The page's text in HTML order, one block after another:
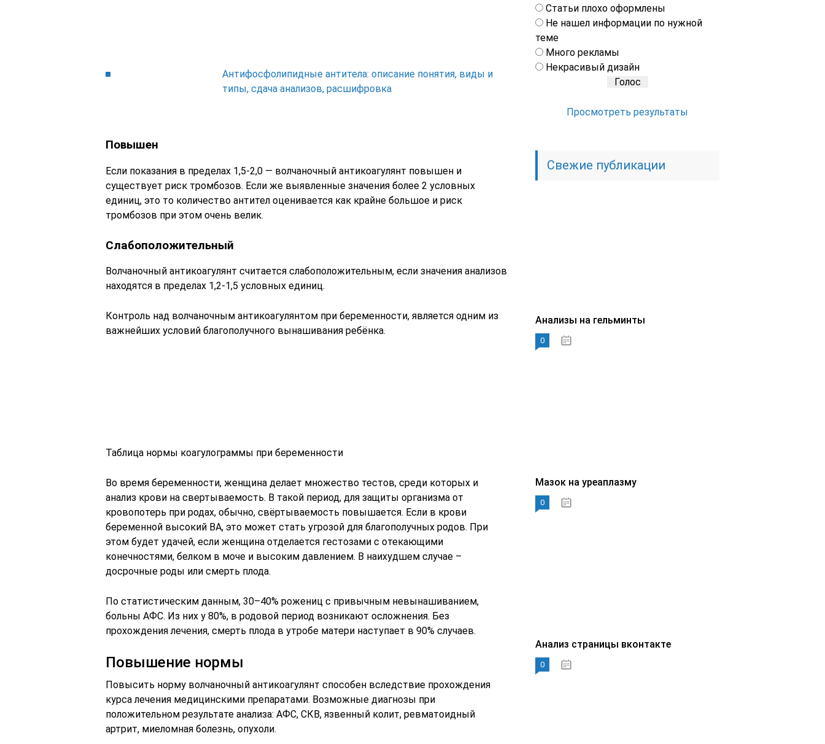
Антифосфолипидные антитела: описание понятия, виды и
типы, сдача анализов, расшифровка
Повышен
Если показания в пределах 1,5-2,0 — волчаночный антикоагулянт повышен и
существует риск тромбозов. Если же выявленные значения более 2 условных
единиц, это то количество антител оценивается как крайне большое и риск
тромбозов при этом очень велик.
Слабоположительный
Волчаночный антикоагулянт считается слабоположительным, если значения анализов
находятся в пределах 1,2-1,5 условных единиц.
Контроль над волчаночным антикоагулянтом при беременности, является одним из
важнейших условий благополучного вынашивания ребёнка.
Таблица нормы коагулограммы при беременности
Во время беременности, женщина делает множество тестов, среди которых и
анализ крови на свертываемость. В такой период, для защиты организма от
кровопотерь при родах, обычно, свёртываемость повышается. Если в крови
беременной высокий ВА, это может стать угрозой для благополучных родов. При
этом будет удачей, если женщина отделается гестозами с отекающими
конечностями, белком в моче и высоким давлением. В наихудшем случае –
досрочные роды или смерть плода.
По статистическим данным, 30–40% рожениц с привычным невынашиванием,
больны АФС. Из них у 80%, в родовой период возникают осложнения. Без
прохождения лечения, смерть плода в утробе матери наступает в 90% случаев.
Повышение нормы
Повысить норму волчаночный антикоагулянт способен вследствие прохождения
курса лечения медицинскими препаратами. Возможные диагнозы при
положительном результате анализа: АФС, СКВ, язвенный колит, ревматоидный
артрит, миеломная болезнь, опухоли.
Статьи плохо оформлены
Не нашел информации по нужной
теме
Много рекламы
Некрасивый дизайн
Просмотреть результаты
Свежие публикации
Анализы на гельминты
0
Мазок на уреаплазму
0
Анализ страницы вконтакте
0